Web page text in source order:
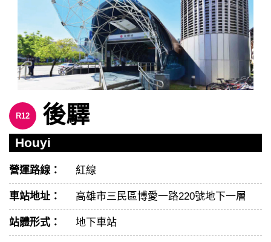
R12 後驛
Houyi
營運路線： 紅線
車站地址： 高雄市三民區博愛一路220號地下一層
站體形式： 地下車站